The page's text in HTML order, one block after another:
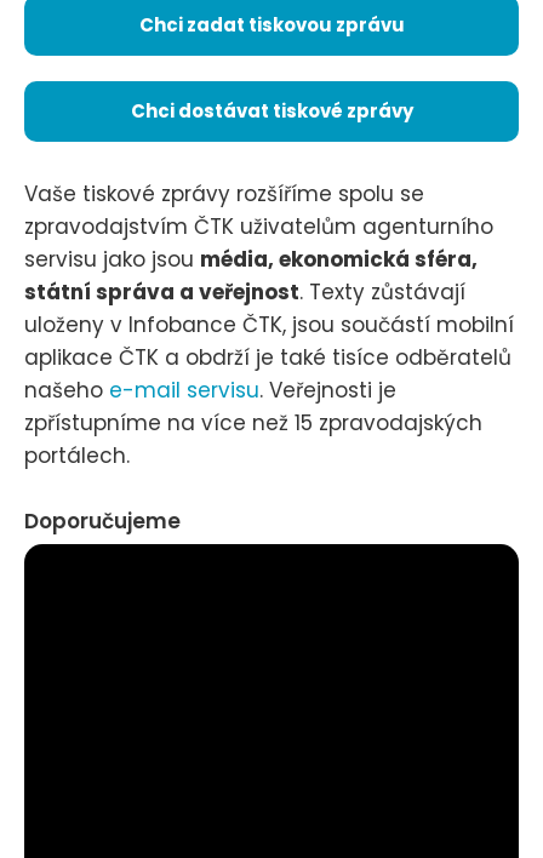
Chci zadat tiskovou zprávu
Chci dostávat tiskové zprávy
Vaše tiskové zprávy rozšíříme spolu se
zpravodajstvím ČTK uživatelům agenturního
servisu jako jsou média, ekonomická sféra,
státní správa a veřejnost. Texty zůstávají
uloženy v Infobance ČTK, jsou součástí mobilní
aplikace ČTK a obdrží je také tisíce odběratelů
našeho e-mail servisu. Veřejnosti je
zpřístupníme na více než 15 zpravodajských
portálech.
Doporučujeme